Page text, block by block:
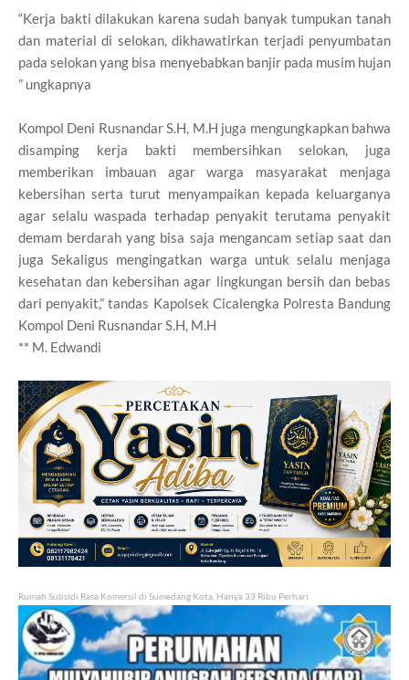
“Kerja bakti dilakukan karena sudah banyak tumpukan tanah
dan material di selokan, dikhawatirkan terjadi penyumbatan
pada selokan yang bisa menyebabkan banjir pada musim hujan
” ungkapnya
Kompol Deni Rusnandar S.H, M.H juga mengungkapkan bahwa
disamping kerja bakti membersihkan selokan, juga
memberikan imbauan agar warga masyarakat menjaga
kebersihan serta turut menyampaikan kepada keluarganya
agar selalu waspada terhadap penyakit terutama penyakit
demam berdarah yang bisa saja mengancam setiap saat dan
juga Sekaligus mengingatkan warga untuk selalu menjaga
kesehatan dan kebersihan agar lingkungan bersih dan bebas
dari penyakit,” tandas Kapolsek Cicalengka Polresta Bandung
Kompol Deni Rusnandar S.H, M.H
** M. Edwandi
Rumah Subsidi Rasa Komersil di Sumedang Kota, Hanya 33 Ribu Perhari